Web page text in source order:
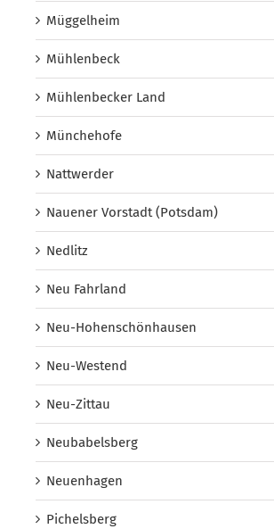
Müggelheim
Mühlenbeck
Mühlenbecker Land
Münchehofe
Nattwerder
Nauener Vorstadt (Potsdam)
Nedlitz
Neu Fahrland
Neu-Hohenschönhausen
Neu-Westend
Neu-Zittau
Neubabelsberg
Neuenhagen
Pichelsberg